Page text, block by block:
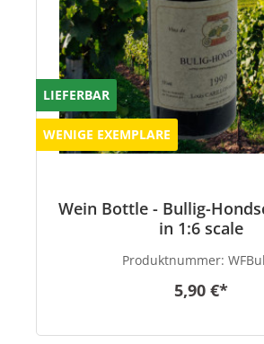
LIEFERBAR
WENIGE EXEMPLARE
Wein Bottle - Bullig-
in 1:6 scale
Produktnummer:
5,90 €*